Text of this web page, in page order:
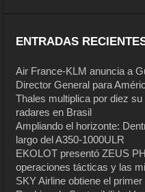
ENTRADAS
Air France-KLM anuncia a
Director General para
Thales multiplica por diez
radares en Brasil
Ampliando el horizonte:
largo del A350-1000ULR
EKOLOT presentó ZEUS
operaciones tácticas y las
SKY Airline obtiene el